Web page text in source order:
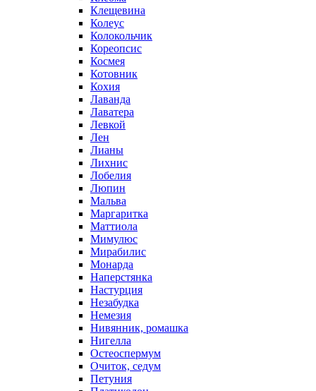
Клещевина
Колеус
Колокольчик
Кореопсис
Космея
Котовник
Кохия
Лаванда
Лаватера
Левкой
Лен
Лианы
Лихнис
Лобелия
Люпин
Мальва
Маргаритка
Маттиола
Мимулюс
Мирабилис
Монарда
Наперстянка
Настурция
Незабудка
Немезия
Нивянник, ромашка
Нигелла
Остеоспермум
Очиток, седум
Петуния